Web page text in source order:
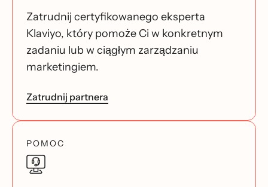
Zatrudnij certyfikowanego eksperta
Klaviyo, który pomoże Ci w konkretnym
zadaniu lub w ciągłym zarządzaniu
marketingiem.
Zatrudnij partnera
POMOC